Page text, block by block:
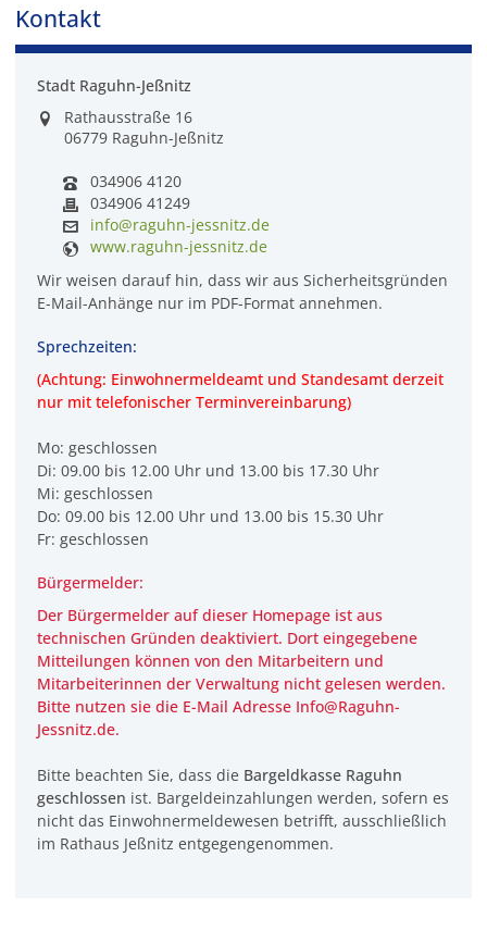
Kontakt
Stadt Raguhn-Jeßnitz
Rathausstraße 16
06779 Raguhn-Jeßnitz
034906 4120
034906 41249
info@raguhn-jessnitz.de
www.raguhn-jessnitz.de
Wir weisen darauf hin, dass wir aus Sicherheitsgründen
E-Mail-Anhänge nur im PDF-Format annehmen.
Sprechzeiten:
(Achtung: Einwohnermeldeamt und Standesamt derzeit
nur mit telefonischer Terminvereinbarung)
Mo: geschlossen
Di: 09.00 bis 12.00 Uhr und 13.00 bis 17.30 Uhr
Mi: geschlossen
Do: 09.00 bis 12.00 Uhr und 13.00 bis 15.30 Uhr
Fr: geschlossen
Bürgermelder:
Der Bürgermelder auf dieser Homepage ist aus
technischen Gründen deaktiviert. Dort eingegebene
Mitteilungen können von den Mitarbeitern und
Mitarbeiterinnen der Verwaltung nicht gelesen werden.
Bitte nutzen sie die E-Mail Adresse Info@Raguhn-
Jessnitz.de.
Bitte beachten Sie, dass die Bargeldkasse Raguhn
geschlossen ist. Bargeldeinzahlungen werden, sofern es
nicht das Einwohnermeldewesen betrifft, ausschließlich
im Rathaus Jeßnitz entgegengenommen.